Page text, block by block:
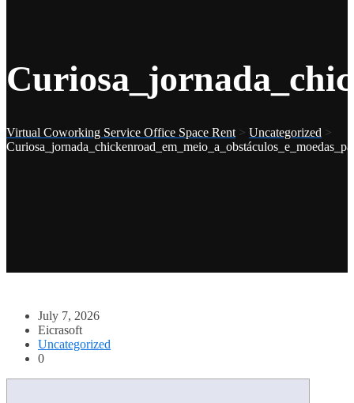
Virtual Coworking Service Office Space Rent > Uncategorized >
July 7, 2026
Eicrasoft
Uncategorized
0